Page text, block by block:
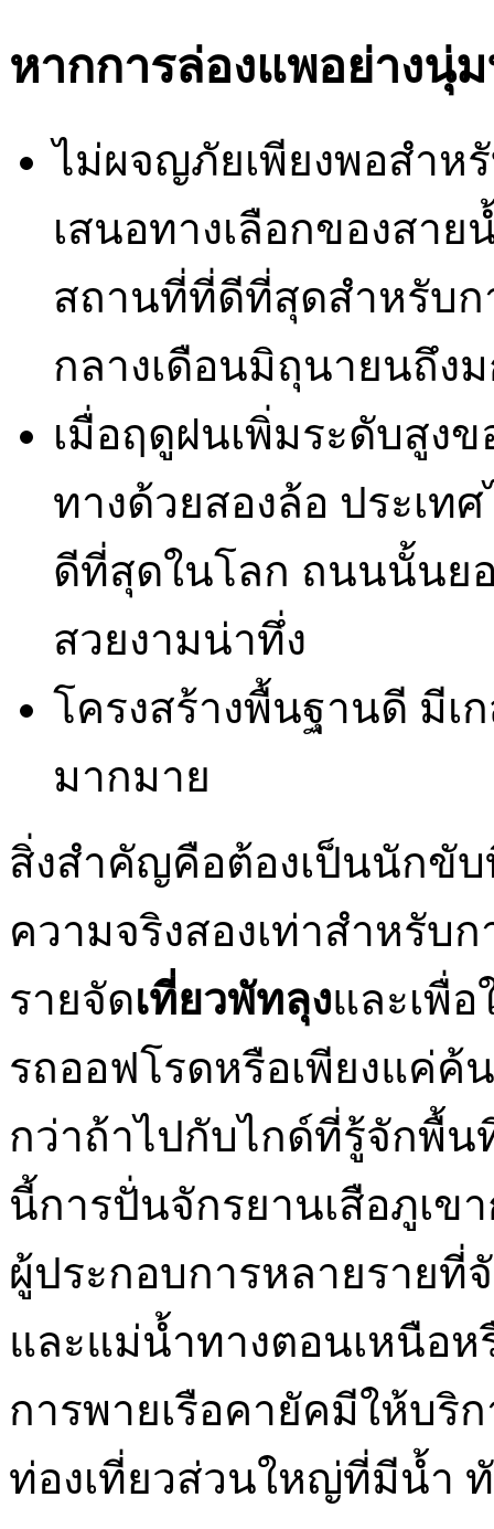
หากการล่องแพอย่างนุ่
ไม่ผจญภัยเพียงพอสำห
เสนอทางเลือกของสา
สถานที่ที่ดีที่สุดสำหรับก
กลางเดือนมิถุนายนถึง
เมื่อฤดูฝนเพิ่มระดับสูง
ทางด้วยสองล้อ ประเท
ดีที่สุดในโลก ถนนนั้นย
สวยงามน่าทึ่ง
โครงสร้างพื้นฐานดี มีเ
มากมาย
สิ่งสำคัญคือต้องเป็นนักขั
ความจริงสองเท่าสำหรับ
รายจัดเที่ยวพัทลุงและเพื่
รถออฟโรดหรือเพียงแค่ค้
กว่าถ้าไปกับไกด์ที่รู้จักพื้
นี้การปั่นจักรยานเสือภูเข
ผู้ประกอบการหลายรายที่
และแม่น้ำทางตอนเหนือ
การพายเรือคายัคมีให้บริ
ท่องเที่ยวส่วนใหญ่ที่มีน้ำ